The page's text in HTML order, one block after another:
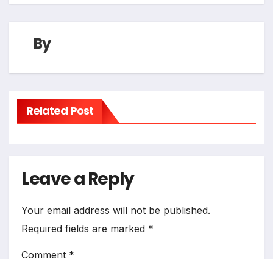
By
Related Post
Leave a Reply
Your email address will not be published.
Required fields are marked *
Comment *